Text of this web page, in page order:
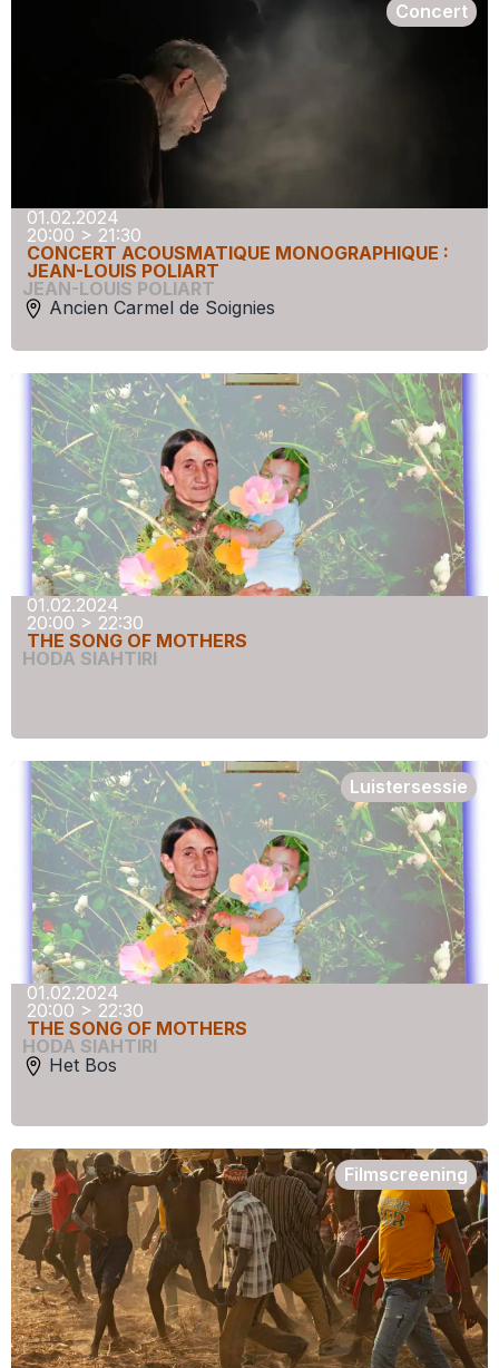
01.02.2024
20:00 > 21:30
CONCERT ACOUSMATIQUE MONOGRAPHIQUE :
JEAN-LOUIS POLIART
JEAN-LOUIS POLIART
Ancien Carmel de Soignies
Concert
01.02.2024
20:00 > 22:30
THE SONG OF MOTHERS
HODA SIAHTIRI
01.02.2024
20:00 > 22:30
THE SONG OF MOTHERS
HODA SIAHTIRI
Het Bos
Luistersessie
Filmscreening